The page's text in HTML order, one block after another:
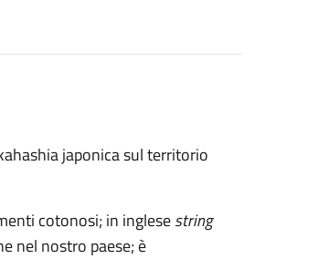
japonica sul territorio
cotonosi; in inglesestring
nel nostro paese; è